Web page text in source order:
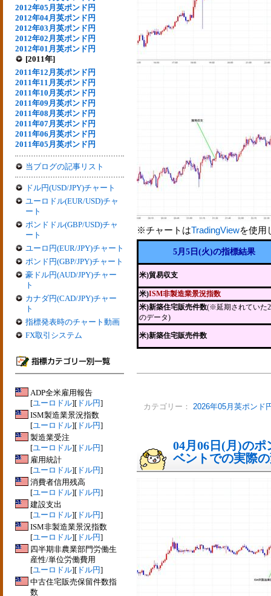
2012年05月英ポンド円
2012年04月英ポンド円
2012年03月英ポンド円
2012年02月英ポンド円
2012年01月英ポンド円
[2011年]
2011年12月英ポンド円
2011年11月英ポンド円
2011年10月英ポンド円
2011年09月英ポンド円
2011年08月英ポンド円
2011年07月英ポンド円
2011年06月英ポンド円
2011年05月英ポンド円
当ブログの記事リスト
ドル円(USD/JPY)チャート
ユーロドル(EUR/USD)チャ
ート
ポンドドル(GBP/USD)チャ
ート
ユーロ円(EUR/JPY)チャート
ポンド円(GBP/JPY)チャート
豪ドル円(AUD/JPY)チャー
ト
カナダ円(CAD/JPY)チャー
ト
指標発表時のチャート動画
FX取引システム
ADP全米雇用報告
[ユーロドル][ ドル円]
ISM製造業景況指数
[ユーロドル][ ドル円]
製造業受注
[ユーロドル][ ドル円]
雇用統計
[ユーロドル][ ドル円]
消費者信用残高
[ユーロドル][ ドル円]
建設支出
[ユーロドル][ ドル円]
ISM非製造業景況指数
[ユーロドル][ ドル円]
四半期非農業部門労働生
産性/単位労働費用
[ユーロドル][ ドル円]
中古住宅販売保留件数指
数
※チャートはTradingViewを使用
5月5日(火)の指標結果
米)貿易収支
米)ISM非製造業景況指数
米)新築住宅販売件数(※延期されていた
のデータ)
米)新築住宅販売件数
カテゴリー： 2026年05月英ポンド
04月06日(月)の
ベントでの実際